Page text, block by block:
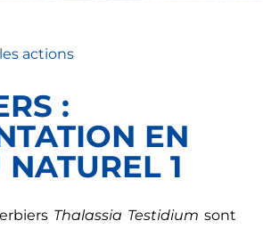
actions
:
EN
1
Thalassia Testidium sont